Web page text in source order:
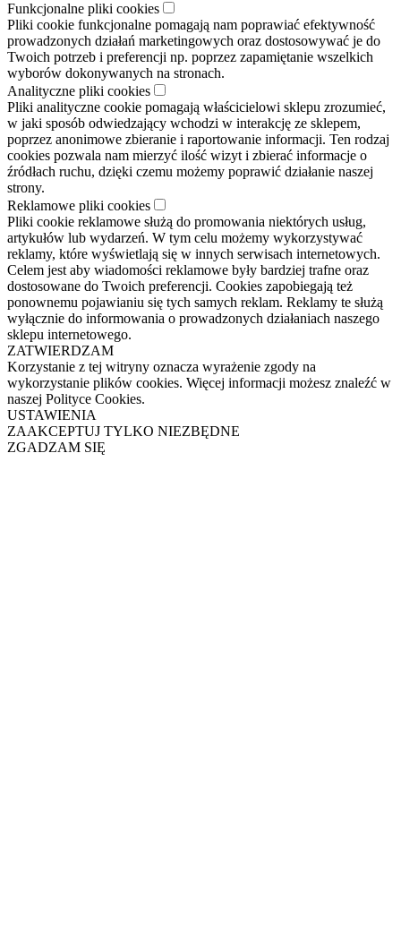
Funkcjonalne pliki cookies
Pliki cookie funkcjonalne pomagają nam poprawiać efektywność
prowadzonych działań marketingowych oraz dostosowywać je do
Twoich potrzeb i preferencji np. poprzez zapamiętanie wszelkich
wyborów dokonywanych na stronach.
Analityczne pliki cookies
Pliki analityczne cookie pomagają właścicielowi sklepu zrozumieć,
w jaki sposób odwiedzający wchodzi w interakcję ze sklepem,
poprzez anonimowe zbieranie i raportowanie informacji. Ten rodzaj
cookies pozwala nam mierzyć ilość wizyt i zbierać informacje o
źródłach ruchu, dzięki czemu możemy poprawić działanie naszej
strony.
Reklamowe pliki cookies
Pliki cookie reklamowe służą do promowania niektórych usług,
artykułów lub wydarzeń. W tym celu możemy wykorzystywać
reklamy, które wyświetlają się w innych serwisach internetowych.
Celem jest aby wiadomości reklamowe były bardziej trafne oraz
dostosowane do Twoich preferencji. Cookies zapobiegają też
ponownemu pojawianiu się tych samych reklam. Reklamy te służą
wyłącznie do informowania o prowadzonych działaniach naszego
sklepu internetowego.
ZATWIERDZAM
Korzystanie z tej witryny oznacza wyrażenie zgody na
wykorzystanie plików cookies. Więcej informacji możesz znaleźć w
naszej Polityce Cookies.
USTAWIENIA
ZAAKCEPTUJ TYLKO NIEZBĘDNE
ZGADZAM SIĘ